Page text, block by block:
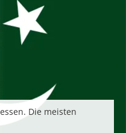
Die meisten